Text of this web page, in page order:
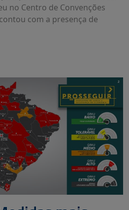
no Centro de Convenções
com a presença de